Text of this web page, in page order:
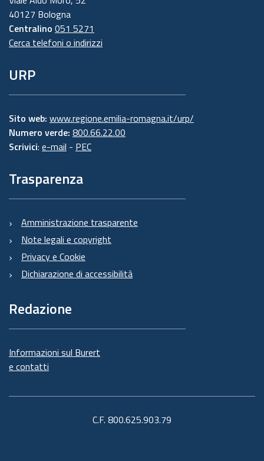
40127 Bologna
Centralino 051 5271
Cerca telefoni o indirizzi
URP
Sito web: www.regione.emilia-romagna.it/urp/
Numero verde: 800.66.22.00
Scrivici: e-mail - PEC
Trasparenza
Amministrazione trasparente
Note legali e copyright
Privacy e Cookie
Dichiarazione di accessibilità
Redazione
Informazioni sul Burert
e contatti
C.F. 800.625.903.79